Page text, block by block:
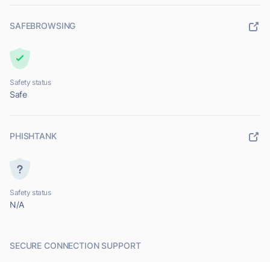
SAFEBROWSING
Safety status
Safe
PHISHTANK
Safety status
N/A
SECURE CONNECTION SUPPORT